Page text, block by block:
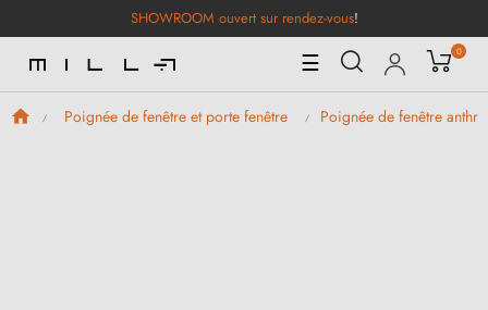
SHOWROOM ouvert sur rendez-vous!
Basculer
la
navigation
☰ 0
Poignée de fenêtre et porte fenêtre Poignée de fenêtre